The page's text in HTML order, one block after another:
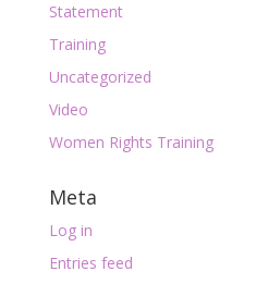
Statement
Training
Uncategorized
Video
Women Rights Training
Meta
Log in
Entries feed